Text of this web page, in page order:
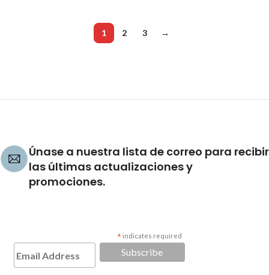
1 2 3 →
Únase a nuestra lista de correo para recibir
las últimas actualizaciones y
promociones.
* indicates required